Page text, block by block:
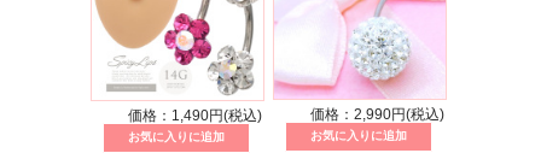
価格：1,490円(税込) 価格：2,990円(税込)